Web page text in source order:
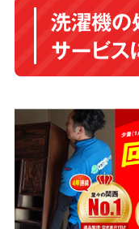
洗濯機の
サービス